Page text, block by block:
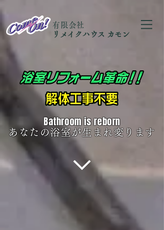
有限会社
リメイクハウス カモン
Bathroom is reborn
あなたの浴室が生まれ変ります